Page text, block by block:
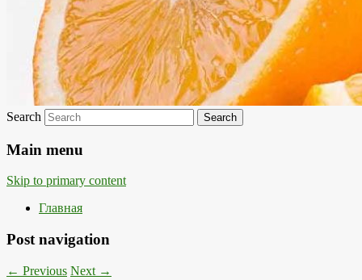
Search
Main menu
Skip to primary content
Главная
Post navigation
← Previous Next →